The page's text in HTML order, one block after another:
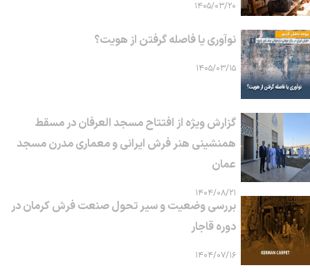
۱۴۰۵/۰۳/۲۰
نوآوری یا فاصله گرفتن از هویت؟
۱۴۰۵/۰۳/۱۵
گزارش ویژه از افتتاح مسجد العرفان در مسقط
همنشینی هنر فرش ایرانی و معماری مدرن مسجد
عمان
۱۴۰۴/۰۸/۲۱
بررسی وضعیت و سیر تحول صنعت فرش کرمان در
دوره قاجار
۱۴۰۴/۰۷/۱۶